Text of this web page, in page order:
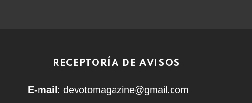
RECEPTORÍA DE AVISOS
E-mail : devotomagazine@gmail.com